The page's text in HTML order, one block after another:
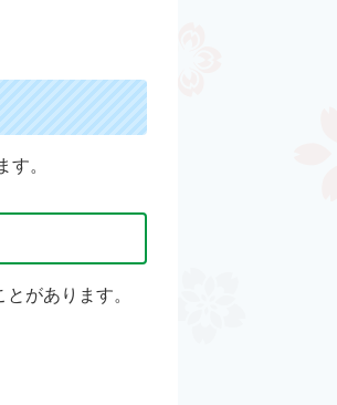
。
があります。